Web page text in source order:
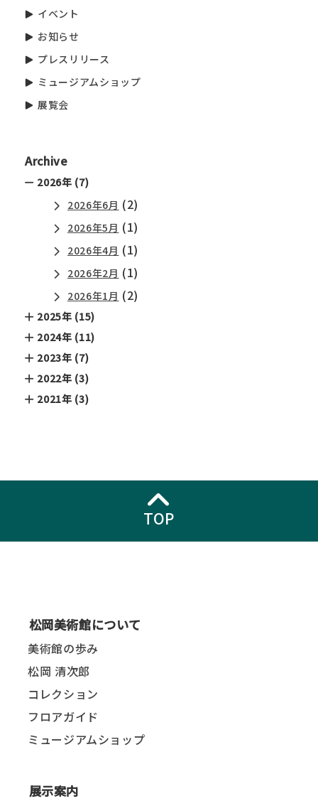
イベント
お知らせ
プレスリリース
ミュージアムショップ
展覧会
Archive
2026年 (7)
2026年6月 (2)
2026年5月 (1)
2026年4月 (1)
2026年2月 (1)
2026年1月 (2)
2025年 (15)
2024年 (11)
2023年 (7)
2022年 (3)
2021年 (3)
TOP
松岡美術館について
美術館の歩み
松岡 清次郎
コレクション
フロアガイド
ミュージアムショップ
展示案内